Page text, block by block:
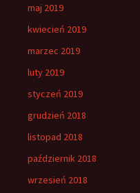
maj 2019
kwiecień 2019
marzec 2019
luty 2019
styczeń 2019
grudzień 2018
listopad 2018
październik 2018
wrzesień 2018